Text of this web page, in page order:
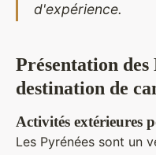
d'expérience.
Présentation des
destination de
Activités extérieures
Les Pyrénées sont un